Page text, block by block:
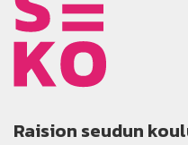
Raision seudun